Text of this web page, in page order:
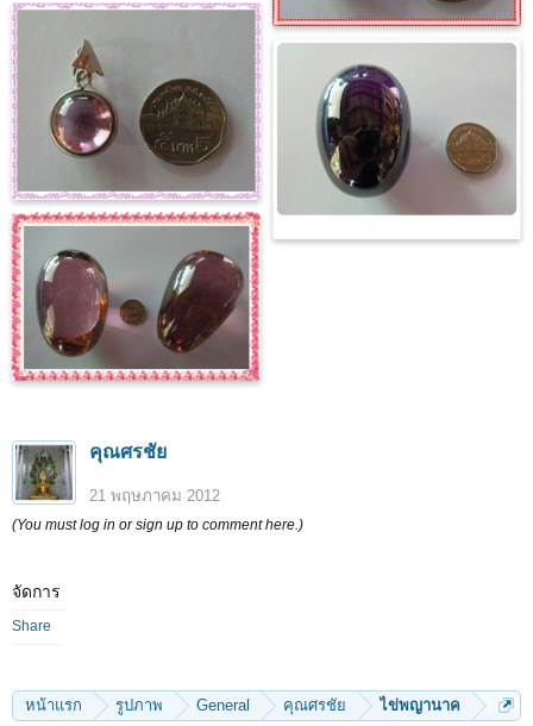
คุณศรชัย
21 พฤษภาคม 2012
(You must log in or sign up to comment here.)
จัดการ
Share
หน้าแรก รูปภาพ General คุณศรชัย ไข่พญานาค